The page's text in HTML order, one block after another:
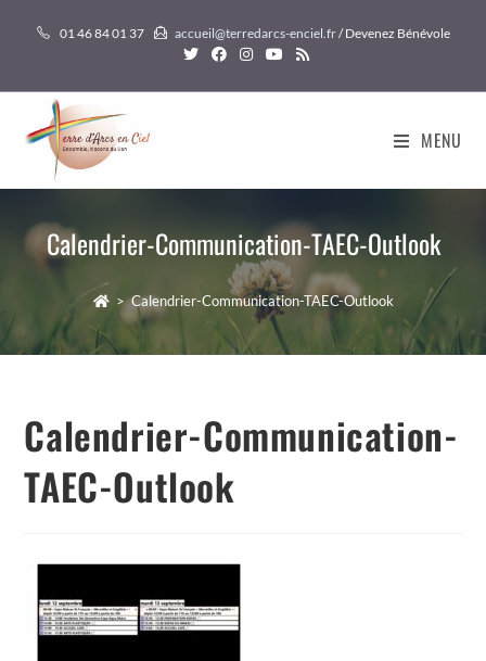
01 46 84 01 37 accueil@terredarcs-enciel.fr/ Devenez Bénévole
MENU
Calendrier-Communication-TAEC-Outlook
> Calendrier-Communication-TAEC-Outlook
Calendrier-Communication-
TAEC-Outlook